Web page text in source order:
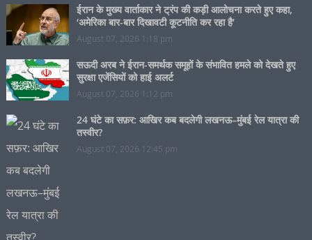
ईरान के मुख्य वार्ताकार ने ट्रंप की कड़ी आलोचना करते हुए कहा,
‘अमेरिका बार-बार दिखावटी कूटनीति कर रहा है’
August 07, 2026 1:18 pm
सऊदी अरब ने ईरान-समर्थक समूहों के संभावित हमले को देखते हुए
सुरक्षा एजेंसियों को हाई अलर्ट
August 07, 2026 1:12 pm
24 घंटे का सफ़र: आखिर कब बदलेगी लखनऊ–मुंबई रेल यात्रा की
तस्वीर?
August 07, 2026 12:45 pm